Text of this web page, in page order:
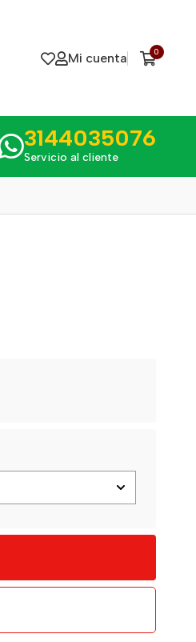
Mi cuenta 0
3144035076
Servicio al cliente